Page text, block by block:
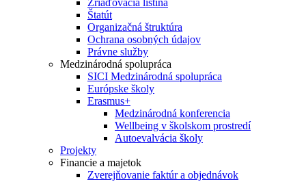
Zriaďovacia listina
Štatút
Organizačná štruktúra
Ochrana osobných údajov
Právne služby
Medzinárodná spolupráca
SICI Medzinárodná spolupráca
Európske školy
Erasmus+
Medzinárodná konferencia
Wellbeing v školskom prostredí
Autoevalvácia školy
Projekty
Financie a majetok
Zverejňovanie faktúr a objednávok